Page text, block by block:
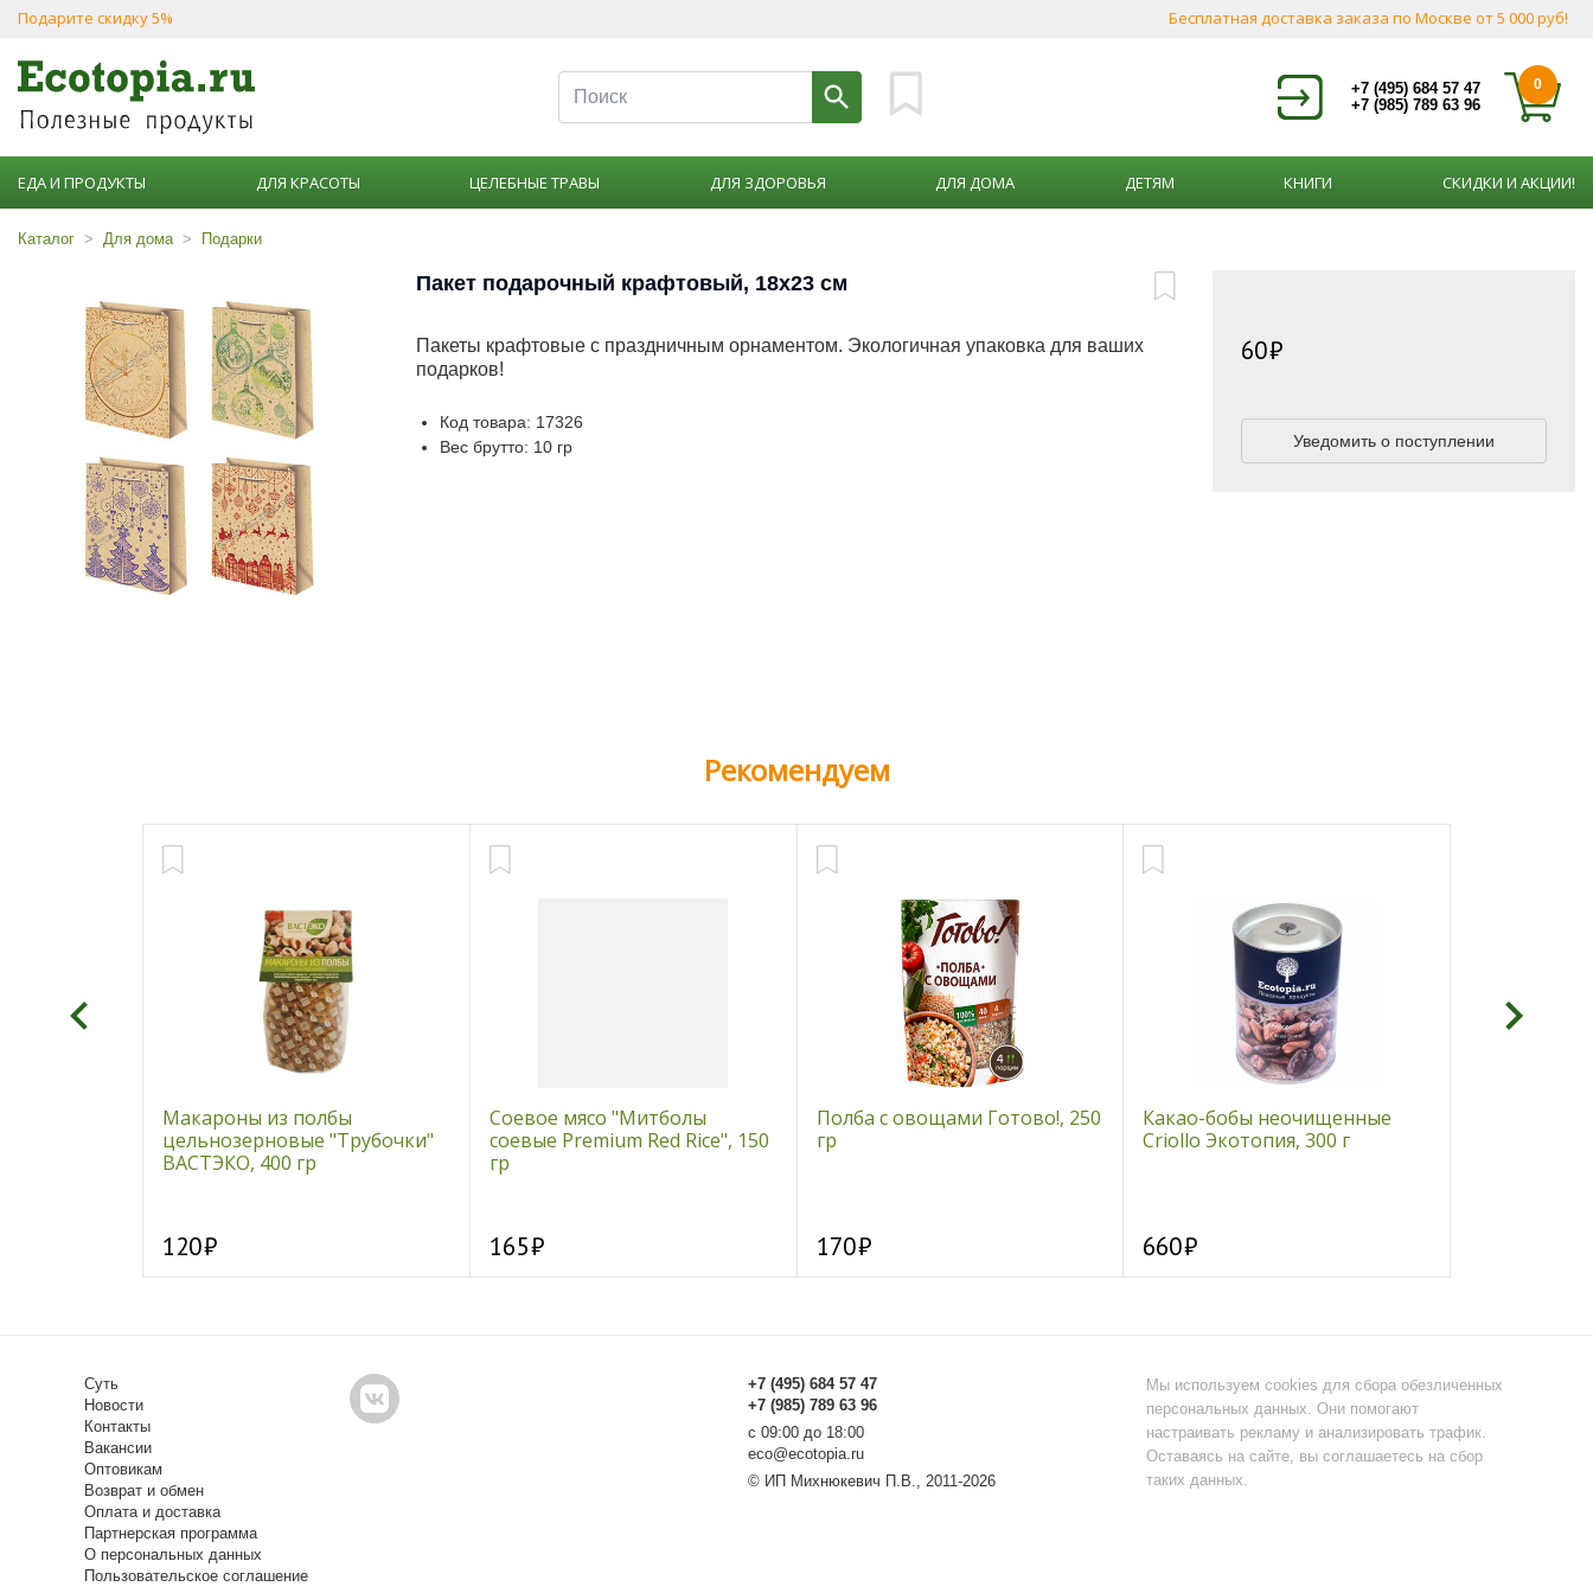
Подарите скидку 5% Бесплатная доставка заказа по Москве от 5 000 руб!
+7 (495) 684 57 47
+7 (985) 789 63 96
0
ЕДА И ПРОДУКТЫ ДЛЯ КРАСОТЫ ЦЕЛЕБНЫЕ ТРАВЫ ДЛЯ ЗДОРОВЬЯ ДЛЯ ДОМА ДЕТЯМ КНИГИ СКИДКИ И АКЦИИ!
Каталог Для дома Подарки
Пакет подарочный крафтовый, 18х23 см
Пакеты крафтовые с праздничным орнаментом. Экологичная упаковка для ваших
подарков!
Код товара: 17326
Вес брутто: 10 гр
60
Уведомить о поступлении
Рекомендуем
Макароны из полбы
цельнозерновые "Трубочки"
ВАСТЭКО, 400 гр
120
Соевое мясо "Митболы
соевые Premium Red Rice", 150
гр
165
Полба с овощами Готово!, 250
гр
170
Какао-бобы неочищенные
Criollo Экотопия, 300 г
660
Суть
Новости
Контакты
Вакансии
Оптовикам
Возврат и обмен
Оплата и доставка
Партнерская программа
О персональных данных
Пользовательское соглашение
+7 (495) 684 57 47
+7 (985) 789 63 96
с 09:00 до 18:00
eco@ecotopia.ru
© ИП Михнюкевич П.В., 2011-2026
Мы используем cookies для сбора обезличенных
персональных данных. Они помогают
настраивать рекламу и анализировать трафик.
Оставаясь на сайте, вы соглашаетесь на сбор
таких данных.